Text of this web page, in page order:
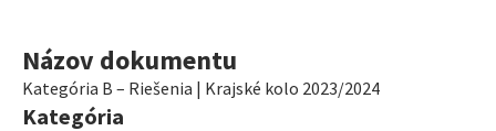
Názov dokumentu
Kategória B – Riešenia | Krajské kolo 2023/2024
Kategória